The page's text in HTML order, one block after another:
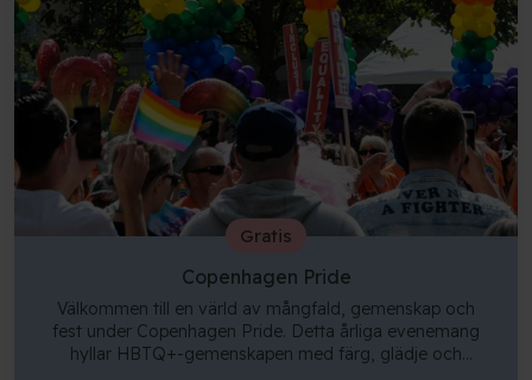
Gratis
Copenhagen Pride
Välkommen till en värld av mångfald, gemenskap och
fest under Copenhagen Pride. Detta årliga evenemang
hyllar HBTQ+-gemenskapen med färg, glädje och